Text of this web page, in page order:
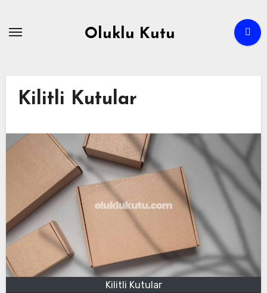
Oluklu Kutu
Kilitli Kutular
Kilitli Kutular